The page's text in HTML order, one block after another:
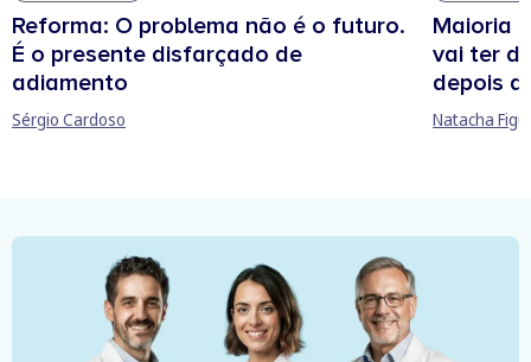
Reforma: O problema não é o futuro.
É o presente disfarçado de
adiamento
Sérgio Cardoso
Maioria
vai ter
depois
Natacha